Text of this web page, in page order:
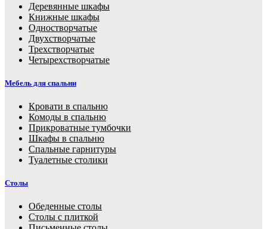
Деревянные шкафы
Книжные шкафы
Одностворчатые
Двухстворчатые
Трехстворчатые
Четырехстворчатые
Мебель для спальни
Кровати в спальню
Комоды в спальню
Прикроватные тумбочки
Шкафы в спальню
Спальные гарнитуры
Туалетные столики
Столы
Обеденные столы
Столы с плиткой